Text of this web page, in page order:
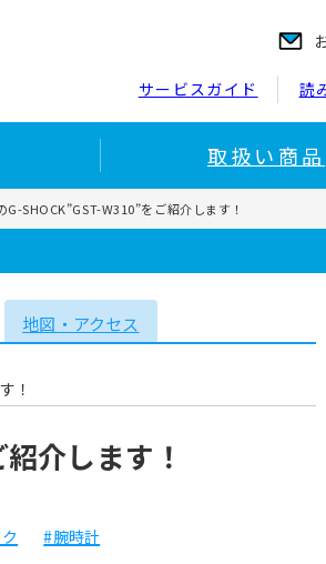
サービスガイド 読
取扱い商品
G-SHOCK”GST-W310”をご紹介します！
地図・アクセス
！
介します！
#腕時計